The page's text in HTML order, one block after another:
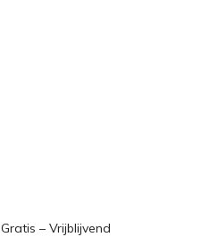
Gratis – Vrijblijvend